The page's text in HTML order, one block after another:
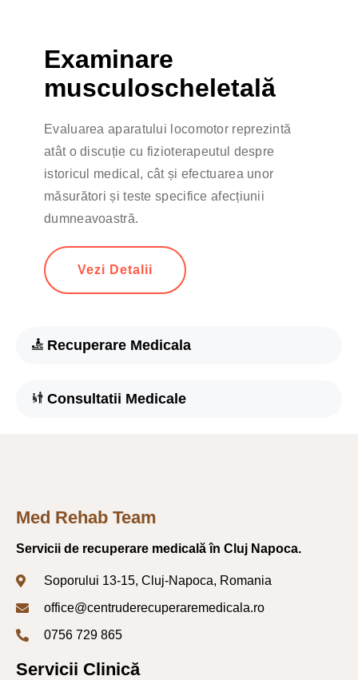
Examinare
musculoscheletală
Evaluarea aparatului locomotor reprezintă
atât o discuție cu fizioterapeutul despre
istoricul medical, cât și efectuarea unor
măsurători și teste specifice afecțiunii
dumneavoastră.
Vezi Detalii
Recuperare Medicala
Consultatii Medicale
Med Rehab Team
Servicii de recuperare medicală în Cluj Napoca.
Soporului 13-15, Cluj-Napoca, Romania
office@centruderecuperaremedicala.ro
0756 729 865
Servicii Clinică